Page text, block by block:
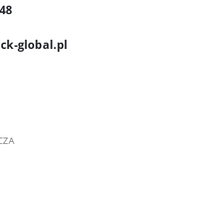
global.pl